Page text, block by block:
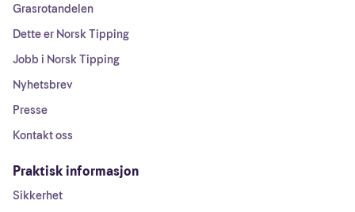
Grasrotandelen
Dette er Norsk Tipping
Jobb i Norsk Tipping
Nyhetsbrev
Presse
Kontakt oss
Praktisk informasjon
Sikkerhet